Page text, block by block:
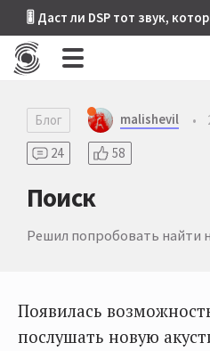
🎚 Даст ли DSP тот звук,
Блог malishevil •
24
58
Поиск
Решил попробовать найти
Появилась
послушать новую